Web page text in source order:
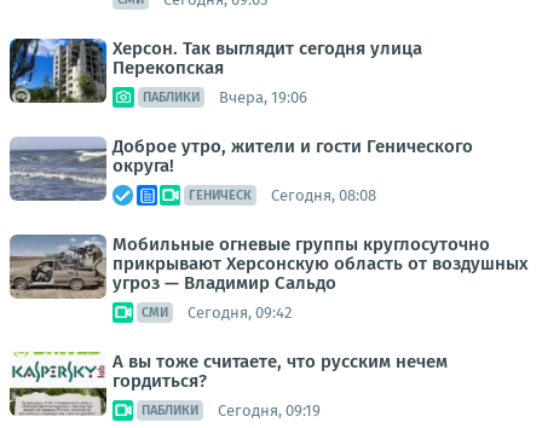
Херсон. Так выглядит сегодня улица
Перекопская
ПАБЛИКИ Вчера, 19:06
Доброе утро, жители и гости Генического
округа!
ГЕНИЧЕСК Сегодня, 08:08
Мобильные огневые группы круглосуточно
прикрывают Херсонскую область от воздушных
угроз — Владимир Сальдо
СМИ Сегодня, 09:42
А вы тоже считаете, что русским нечем
гордиться?
ПАБЛИКИ Сегодня, 09:19